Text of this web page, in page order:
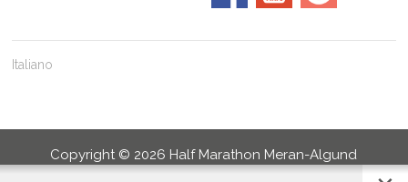
Italiano
Copyright © 2026 Half Marathon Meran-Algund